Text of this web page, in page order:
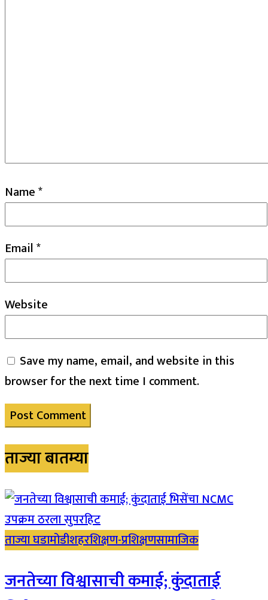
Name*
Email*
Website
Save my name, email, and website in this
browser for the next time I comment.
ताज्या बातम्या
ताज्या घडामोडीशहरशिक्षण-प्रशिक्षणसामाजिक
जनतेच्या विश्वासाची कमाई; कुंदाताई